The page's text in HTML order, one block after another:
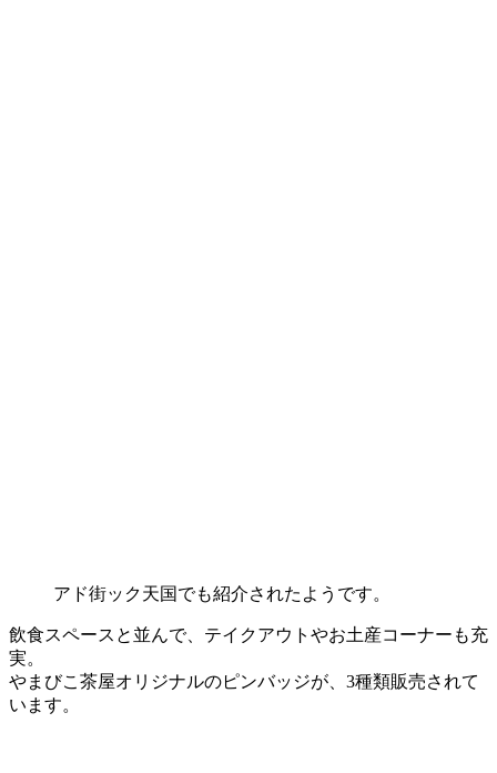
アド街ック天国でも紹介されたようです。
飲食スペースと並んで、テイクアウトやお土産コーナーも充
実。
やまびこ茶屋オリジナルのピンバッジが、3種類販売されて
います。